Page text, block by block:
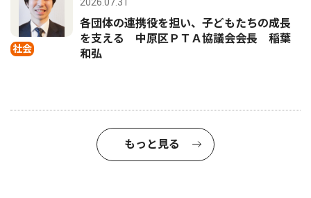
社会
2026.07.31
各団体の連携役を担い、子どもたちの成長
を支える 中原区ＰＴＡ協議会会長 稲葉
和弘
もっと見る